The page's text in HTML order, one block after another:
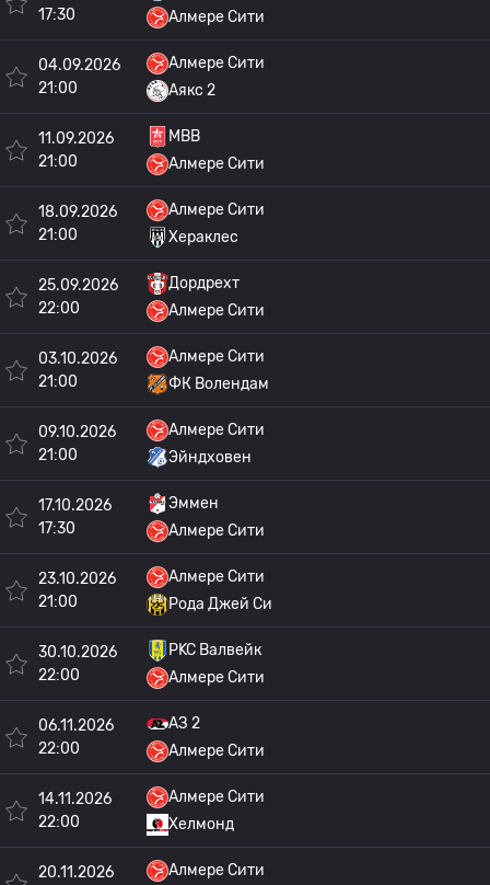
17:30
Алмере Сити
04.09.2026
21:00
Алмере Сити
Аякс 2
11.09.2026
21:00
МВВ
Алмере Сити
18.09.2026
21:00
Алмере Сити
Хераклес
25.09.2026
22:00
Дордрехт
Алмере Сити
03.10.2026
21:00
Алмере Сити
ФК Волендам
09.10.2026
21:00
Алмере Сити
Эйндховен
17.10.2026
17:30
Эммен
Алмере Сити
23.10.2026
21:00
Алмере Сити
Рода Джей Си
30.10.2026
22:00
РKC Валвейк
Алмере Сити
06.11.2026
22:00
АЗ 2
Алмере Сити
14.11.2026
22:00
Алмере Сити
Хелмонд
20.11.2026
Алмере Сити